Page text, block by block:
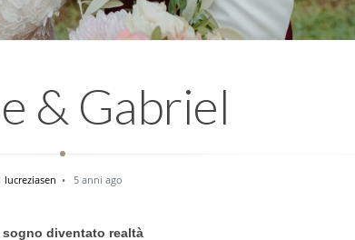
& Gabriel
lucreziasen 5 anni ago
sogno diventato realtà